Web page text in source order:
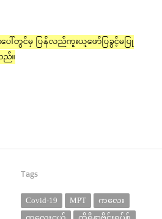
းပေါ်တွင်မှ ပြန်လည်ကူးယူဖော်ပြခွင့်မပြု
ည်။
Tags
Covid-19 MPT
ကလေး